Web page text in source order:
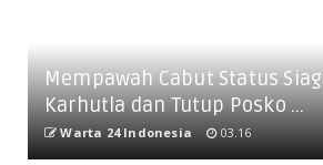
Mempawah Cabut Status
Karhutla dan Tutup Posko ...
Warta 24 Indonesia 03.16